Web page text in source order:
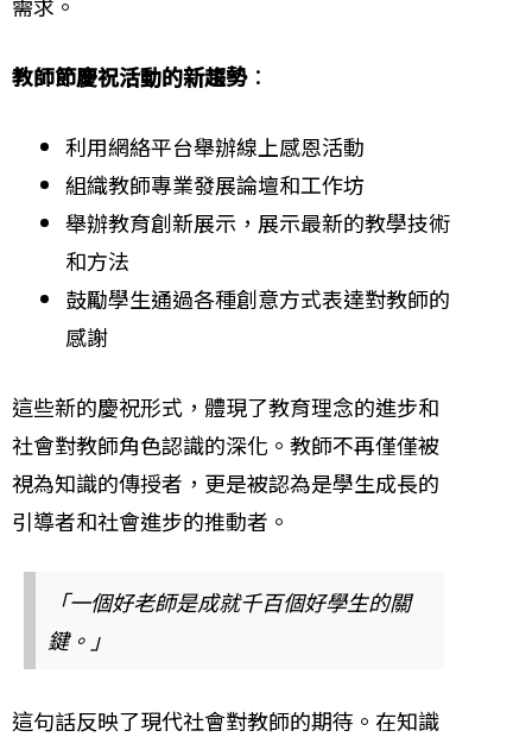
教師節慶祝活動的新趨勢：
利用網絡平台舉辦線上感恩活動
組織教師專業發展論壇和工作坊
舉辦教育創新展示，展示最新的教學技術
和方法
鼓勵學生通過各種創意方式表達對教師的
感謝
這些新的慶祝形式，體現了教育理念的進步和
社會對教師角色認識的深化。教師不再僅僅被
視為知識的傳授者，更是被認為是學生成長的
引導者和社會進步的推動者。
「一個好老師是成就千百個好學生的關
鍵。」
這句話反映了現代社會對教師的期待。在知識